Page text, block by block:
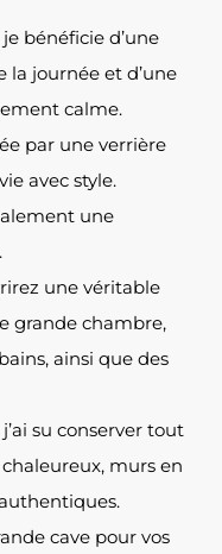
bénéficie d’une
journée et d’une
calme.
par une verrière
avec style.
une
une véritable
grande chambre,
ainsi que des
su conserver tout
murs en
cave pour vos